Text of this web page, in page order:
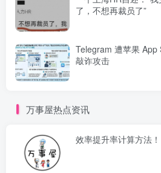
了，不想再裁员了”
Telegram 遭苹果 App
敲诈攻击
万事屋热点资讯
效率提升率计算方法！